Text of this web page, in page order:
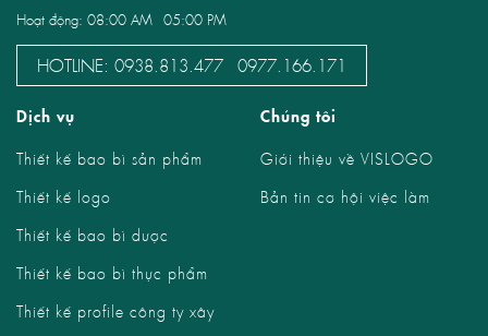
Hoạt động: 08:00 AM - 05:00 PM
HOTLINE: 0938.813.477 0977.166.171
Dịch vụ
Thiết kế bao bì sản phẩm
Thiết kế logo
Thiết kế bao bì dược
Thiết kế bao bì thực phẩm
Thiết kế profile công ty xây
Chúng tôi
Giới thiệu về VISLOGO
Bản tin cơ hội việc làm